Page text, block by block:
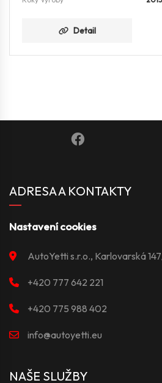
Detail
ADRESA A KONTAKTY
Nastavení cookies
AutoYetti s.r.o., Karlovarská
+420 777 642 221
+420 775 988 402
info@autoyetti.eu
NAŠE SLUŽBY